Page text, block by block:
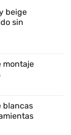
beige
sin
montaje
blancas